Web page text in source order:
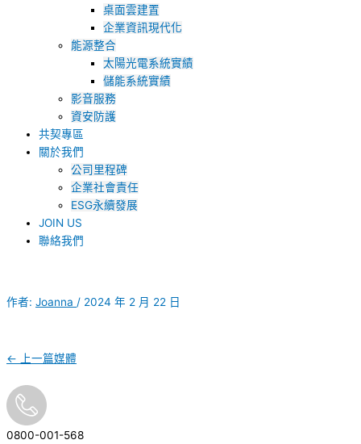
桌面雲建置
企業資訊現代化
能源整合
太陽光電系統實績
儲能系統實績
影音服務
資安防護
共契專區
關於我們
公司里程碑
企業社會責任
ESG永續發展
JOIN US
聯絡我們
作者: Joanna / 2024 年 2 月 22 日
← 上一篇媒體
0800-001-568